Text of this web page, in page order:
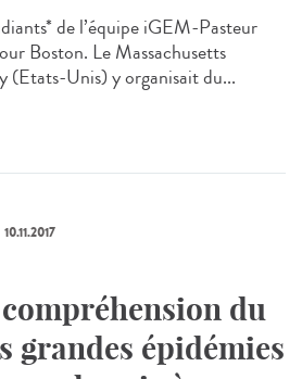
de l’équipe iGEM-Pasteur
Boston. Le Massachusetts
(Etats-Unis) y organisait du...
10.11.2017
du
grandes épidémies